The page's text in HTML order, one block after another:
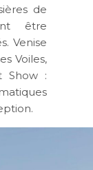
de
être
Venise
Voiles,
Show: